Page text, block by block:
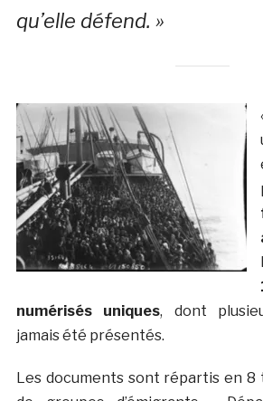
qu’elle défend. »
numérisés uniques, dont
jamais été présentés.
Les documents sont répartis en